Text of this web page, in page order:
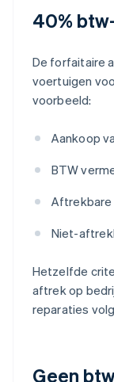
40%
De forfaitaire
voertuigen
voorbeeld:
Aankoop
BTW
Aftrekbare
Niet-
Hetzelfde
aftrek op
reparaties
Geen